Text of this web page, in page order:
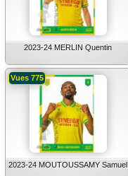
2023-24 MERLIN Quentin
2023-24 MOUTOUSSAMY Samuel
Vues 775